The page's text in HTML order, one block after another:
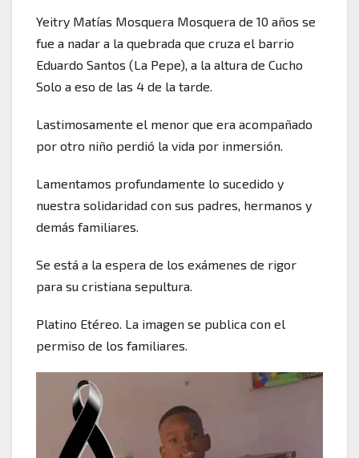
Yeitry Matías Mosquera Mosquera de 10 años se
fue a nadar a la quebrada que cruza el barrio
Eduardo Santos (La Pepe), a la altura de Cucho
Solo a eso de las 4 de la tarde.
Lastimosamente el menor que era acompañado
por otro niño perdió la vida por inmersión.
Lamentamos profundamente lo sucedido y
nuestra solidaridad con sus padres, hermanos y
demás familiares.
Se está a la espera de los exámenes de rigor
para su cristiana sepultura.
Platino Etéreo. La imagen se publica con el
permiso de los familiares.